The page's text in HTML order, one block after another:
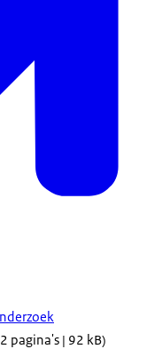
pagina's | 92 kB)